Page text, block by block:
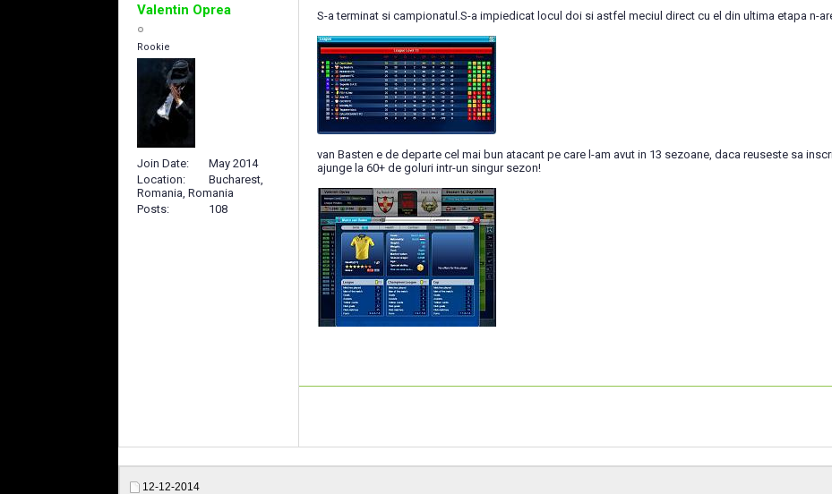
Valentin Oprea
Rookie
Join Date
May 2014
Location
Bucharest,
Romania, Romania
Posts
108
S-a terminat si campionatul.S-a impiedicat locul doi si astfel meciul direct cu el din ultima etapa n-
van Basten e de departe cel mai bun atacant pe care l-am avut in 13 sezoane, daca reuseste sa
ajunge la 60+ de goluri intr-un singur sezon!
12-12-2014